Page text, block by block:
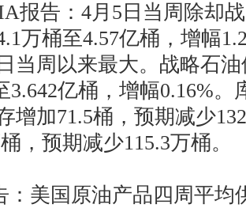
告：4月5日当周除却战
万桶至4.57亿桶，增幅
当周以来最大。战略石
3.642亿桶，增幅0.16%。
增加71.5桶，预期减少
，预期减少115.3万桶。
国原油产品四周平均